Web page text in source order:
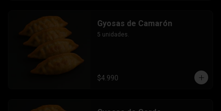
Gyosas de Camarón
5 unidades.
$4.990